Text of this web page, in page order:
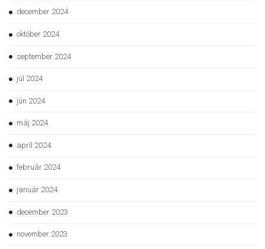
december 2024
október 2024
september 2024
júl 2024
jún 2024
máj 2024
apríl 2024
február 2024
január 2024
december 2023
november 2023